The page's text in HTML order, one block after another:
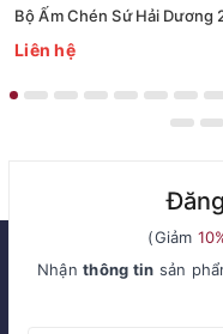
Bộ Ấm Chén Sứ Hải Dương
Liên hệ
(Giảm
Nhậnthông tin sản